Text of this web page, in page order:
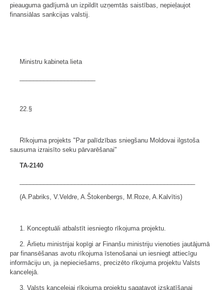
pieauguma gadījumā un izpildīt uzņemtās saistības, nepieļaujot
finansiālas sankcijas valstij.
Ministru kabineta lieta
22.§
Rīkojuma projekts "Par palīdzības sniegšanu Moldovai ilgstoša
sausuma izraisīto seku pārvarēšanai"
TA-2140
(A.Pabriks, V.Veldre, A.Štokenbergs, M.Roze, A.Kalvītis)
1. Konceptuāli atbalstīt iesniegto rīkojuma projektu.
2. Ārlietu ministrijai kopīgi ar Finanšu ministriju vienoties jautājumā
par finansēšanas avotu rīkojuma īstenošanai un iesniegt attiecīgu
informāciju un, ja nepieciešams, precizēto rīkojuma projektu Valsts
kancelejā.
3. Valsts kancelejai rīkojuma projektu sagatavot izskatīšanai